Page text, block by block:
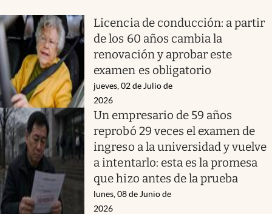
Licencia de conducción: a partir
de los 60 años cambia la
renovación y aprobar este
examen es obligatorio
jueves, 02 de Julio de
2026
Un empresario de 59 años
reprobó 29 veces el examen de
ingreso a la universidad y vuelve
a intentarlo: esta es la promesa
que hizo antes de la prueba
lunes, 08 de Junio de
2026